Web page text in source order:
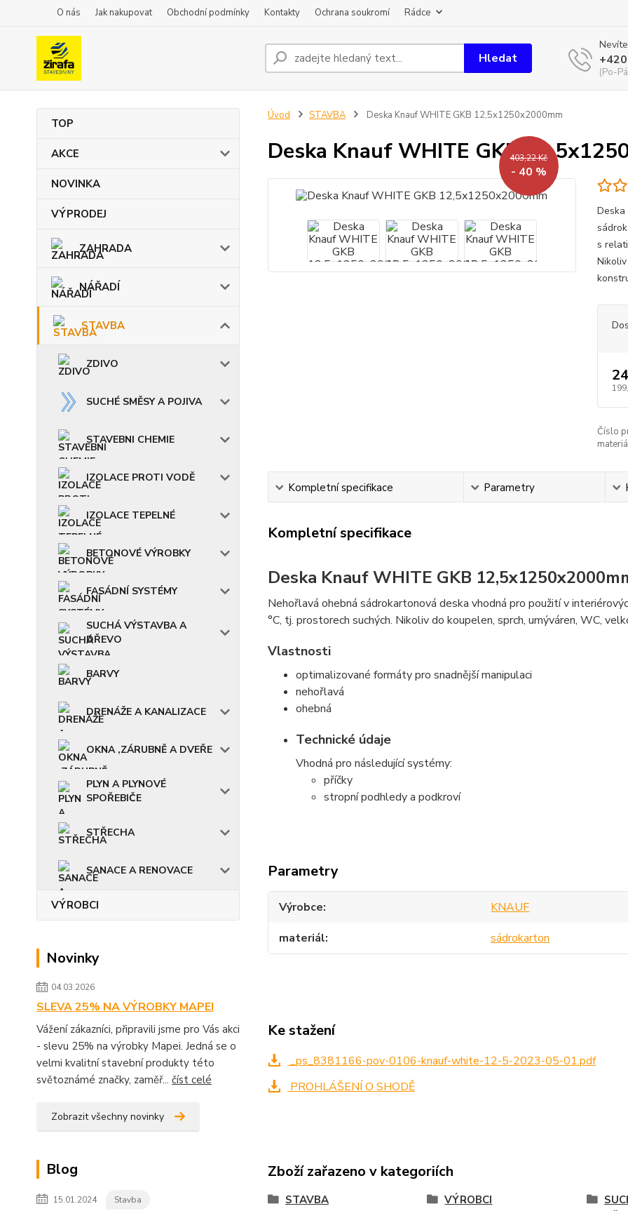
O nás Jak nakupovat Obchodní podmínky Kontakty Ochrana soukromí Rádce
Hledat
(Po-
TOP
AKCE
NOVINKA
VÝPRODEJ
ZAHRADA
NÁŘADÍ
STAVBA
ZDIVO
SUCHÉ SMĚSY A POJIVA
STAVEBNI CHEMIE
IZOLACE PROTI VODĚ
IZOLACE TEPELNÉ
BETONOVÉ VÝROBKY
FASÁDNÍ SYSTÉMY
SUCHÁ VÝSTAVBA A
DŘEVO
BARVY
DRENÁŽE A KANALIZACE
OKNA ,ZÁRUBNĚ A DVEŘE
PLYN A PLYNOVÉ
SPOŘEBIČE
STŘECHA
SANACE A RENOVACE
VÝROBCI
Novinky
04.03.2026
SLEVA 25% NA VÝROBKY MAPEI
Vážení zákazníci, připravili jsme pro Vás akci
- slevu 25% na výrobky Mapei. Jedná se o
velmi kvalitní stavební produkty této
světoznámé značky, zaměř... číst celé
Zobrazit všechny novinky
Blog
15.01.2024 Stavba
Úvod STAVBA Deska Knauf WHITE GKB 12,5x1250x2000mm
Deska Knauf WHITE GKB403,22 Kč
- 40 %
Deska
s
Číslo
Kompletní specifikace Parametry
Kompletní specifikace
Deska Knauf WHITE GKB
Nehořlavá ohebná sádrokartonová deska vhodná pro použití v
°C, tj. prostorech suchých. Nikoliv do koupelen, sprch, umýváren, WC,
Vlastnosti
optimalizované formáty pro snadnější manipulaci
nehořlavá
ohebná
Technické údaje
Vhodná pro následující systémy:
příčky
stropní podhledy a podkroví
Parametry
Výrobce
KNAUF
materiál
sádrokarton
Ke stažení
_ps_8381166-pov-0106-knauf-white-12-5-2023-05-01.pdf
PROHLÁŠENÍ O SHODĚ
Zboží zařazeno v kategoriích
STAVBA VÝROBCI